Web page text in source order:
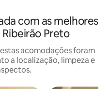
com as melhores
Preto
acomodações foram
a localização, limpeza e